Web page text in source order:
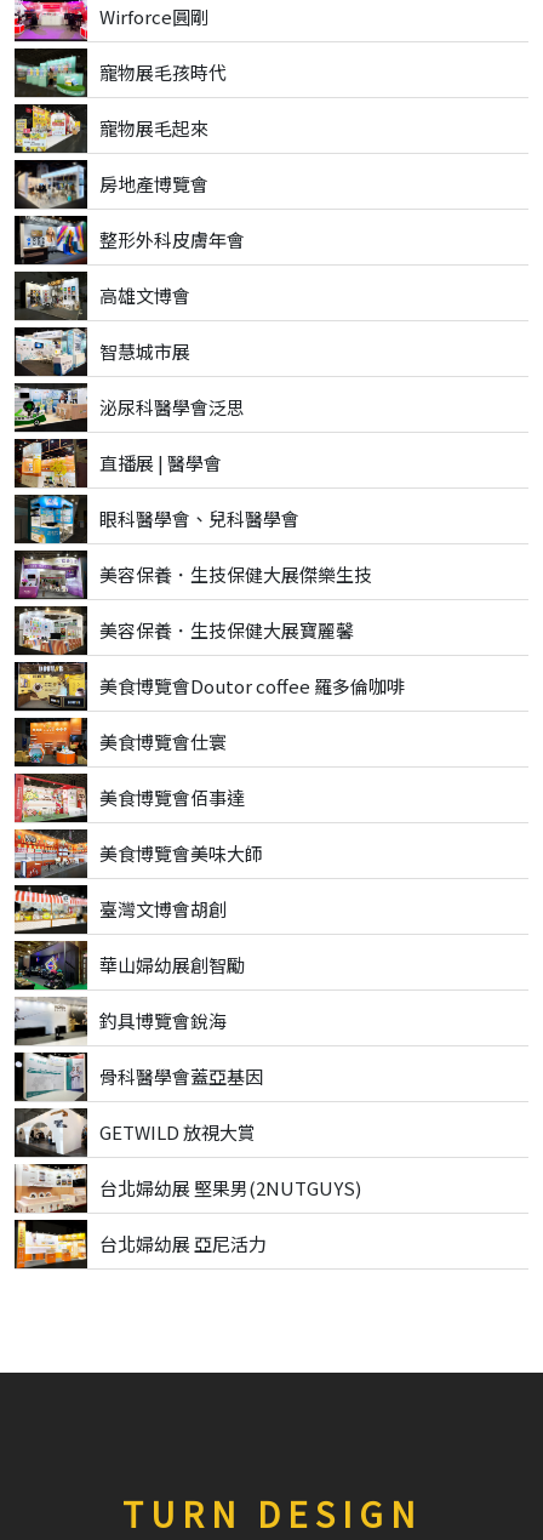
Wirforce圓剛
寵物展毛孩時代
寵物展毛起來
房地產博覽會
整形外科皮膚年會
高雄文博會
智慧城市展
泌尿科醫學會泛思
直播展 | 醫學會
眼科醫學會、兒科醫學會
美容保養．生技保健大展傑樂生技
美容保養．生技保健大展寶麗馨
美食博覽會Doutor coffee 羅多倫咖啡
美食博覽會仕寰
美食博覽會佰事達
美食博覽會美味大師
臺灣文博會胡創
華山婦幼展創智勵
釣具博覽會銳海
骨科醫學會蓋亞基因
GETWILD 放視大賞
台北婦幼展 堅果男(2NUTGUYS)
台北婦幼展 亞尼活力
TURN DESIGN